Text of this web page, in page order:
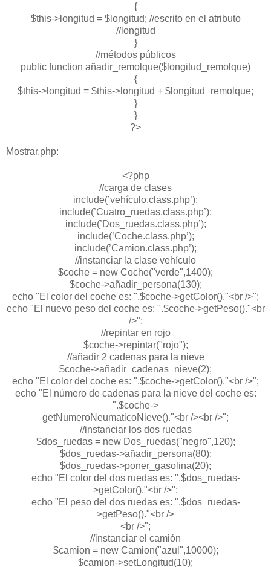
{
$this->longitud = $longitud; //escrito en el atributo
//longitud
}
//métodos públicos
public function añadir_remolque($longitud_remolque)
{
$this->longitud = $this->longitud + $longitud_remolque;
}
}
?>
Mostrar.php:
<?php
//carga de clases
include(’vehículo.class.php’);
include(’Cuatro_ruedas.class.php’);
include(’Dos_ruedas.class.php’);
include(’Coche.class.php’);
include(’Camion.class.php’);
//instanciar la clase vehículo
$coche = new Coche("verde",1400);
$coche->añadir_persona(130);
echo "El color del coche es: ".$coche->getColor()."<br />";
echo "El nuevo peso del coche es: ".$coche->getPeso()."<br
/>";
//repintar en rojo
$coche->repintar("rojo");
//añadir 2 cadenas para la nieve
$coche->añadir_cadenas_nieve(2);
echo "El color del coche es: ".$coche->getColor()."<br />";
echo "El número de cadenas para la nieve del coche es:
".$coche->
getNumeroNeumaticoNieve()."<br /><br />";
//instanciar los dos ruedas
$dos_ruedas = new Dos_ruedas("negro",120);
$dos_ruedas->añadir_persona(80);
$dos_ruedas->poner_gasolina(20);
echo "El color del dos ruedas es: ".$dos_ruedas-
>getColor()."<br />";
echo "El peso del dos ruedas es: ".$dos_ruedas-
>getPeso()."<br />
<br />";
//instanciar el camión
$camion = new Camion("azul",10000);
$camion->setLongitud(10);